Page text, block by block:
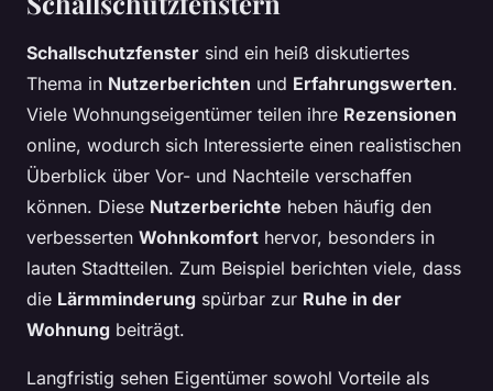
Schallschutzfenster sind ein heiß diskutiertes
Thema in Nutzerberichten und Erfahrungswerten.
Viele Wohnungseigentümer teilen ihre Rezensionen
online, wodurch sich Interessierte einen realistischen
Überblick über Vor- und Nachteile verschaffen
können. Diese Nutzerberichte heben häufig den
verbesserten Wohnkomfort hervor, besonders in
lauten Stadtteilen. Zum Beispiel berichten viele, dass
die Lärmminderung spürbar zur Ruhe in der
Wohnung beiträgt.
Langfristig sehen Eigentümer sowohl Vorteile als